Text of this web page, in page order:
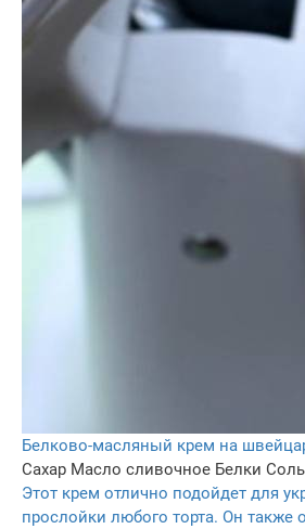
Белково-масляный крем на
Сахар Масло сливочное Белки Соль
Этот крем отлично подойдет для
прослойки любого торта. Он также